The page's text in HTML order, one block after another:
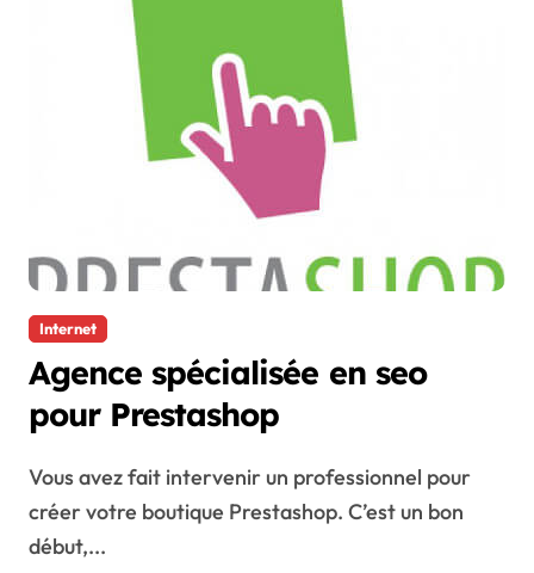
Internet
Agence spécialisée en seo
pour Prestashop
Vous avez fait intervenir un professionnel pour
créer votre boutique Prestashop. C’est un bon
début,...